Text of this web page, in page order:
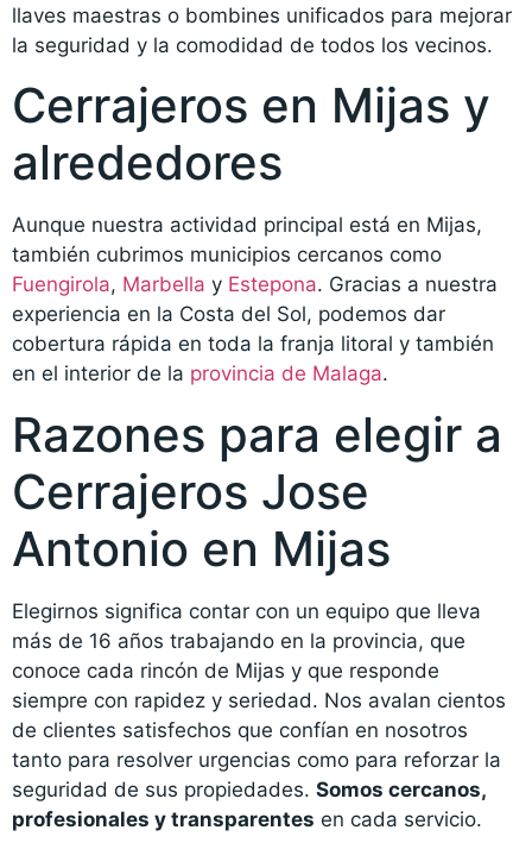
llaves maestras o bombines unificados para mejorar
la seguridad y la comodidad de todos los vecinos.
Cerrajeros en Mijas y
alrededores
Aunque nuestra actividad principal está en Mijas,
también cubrimos municipios cercanos como
Fuengirola, Marbella y Estepona. Gracias a nuestra
experiencia en la Costa del Sol, podemos dar
cobertura rápida en toda la franja litoral y también
en el interior de la provincia de Malaga.
Razones para elegir a
Cerrajeros Jose
Antonio en Mijas
Elegirnos significa contar con un equipo que lleva
más de 16 años trabajando en la provincia, que
conoce cada rincón de Mijas y que responde
siempre con rapidez y seriedad. Nos avalan cientos
de clientes satisfechos que confían en nosotros
tanto para resolver urgencias como para reforzar la
seguridad de sus propiedades. Somos cercanos,
profesionales y transparentes en cada servicio.